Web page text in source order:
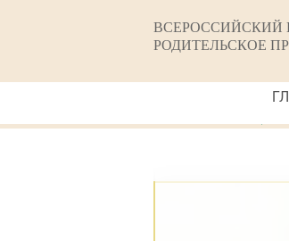
ВСЕРОССИЙСКИЙ
РОДИТЕЛЬСКОЕ